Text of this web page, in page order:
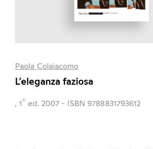
Paola Colaiacomo
L’eleganza faziosa
, 1^ ed. 2007 - ISBN 9788831793612